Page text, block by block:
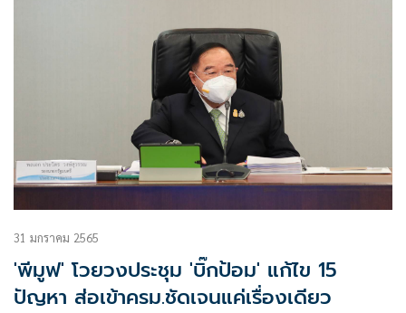
31 มกราคม 2565
'พีมูฟ' โวยวงประชุม 'บิ๊กป้อม' แก้ไข 15
ปัญหา ส่อเข้าครม.ชัดเจนแค่เรื่องเดียว